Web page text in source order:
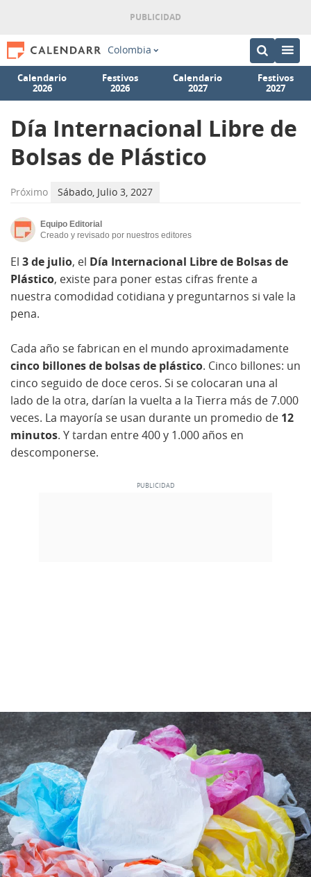
Colombia
Calendario
2026
Festivos
2026
Calendario
2027
Festivos
2027
Día Internacional Libre de
Bolsas de Plástico
Próximo Sábado, Julio 3, 2027
Equipo Editorial
Creado y revisado por nuestros editores
El 3 de julio, el Día Internacional Libre de Bolsas de
Plástico, existe para poner estas cifras frente a
nuestra comodidad cotidiana y preguntarnos si vale la
pena.
Cada año se fabrican en el mundo aproximadamente
cinco billones de bolsas de plástico. Cinco billones: un
cinco seguido de doce ceros. Si se colocaran una al
lado de la otra, darían la vuelta a la Tierra más de 7.000
veces. La mayoría se usan durante un promedio de 12
minutos. Y tardan entre 400 y 1.000 años en
descomponerse.